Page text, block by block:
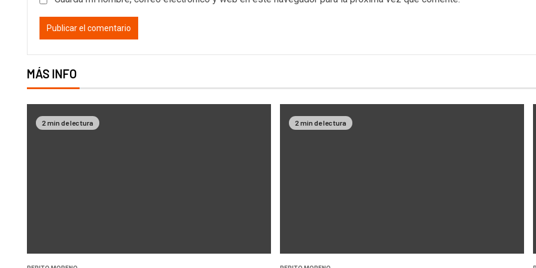
MÁS INFO
2 min de lectura 2 min de lectura